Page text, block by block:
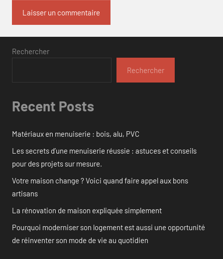
Rechercher
Rechercher
Recent Posts
Matériaux en menuiserie : bois, alu, PVC
Les secrets d’une menuiserie réussie : astuces et conseils
pour des projets sur mesure.
Votre maison change ? Voici quand faire appel aux bons
artisans
La rénovation de maison expliquée simplement
Pourquoi moderniser son logement est aussi une opportunité
de réinventer son mode de vie au quotidien